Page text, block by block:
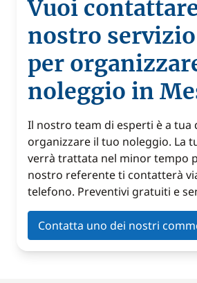
Vuoi
nostro
per
noleggio in
Il nostro team di esperti è a tua
organizzare il tuo noleggio. La
verrà trattata nel minor tempo
nostro referente ti contatterà
telefono. Preventivi gratuiti e
Contatta uno dei nostri